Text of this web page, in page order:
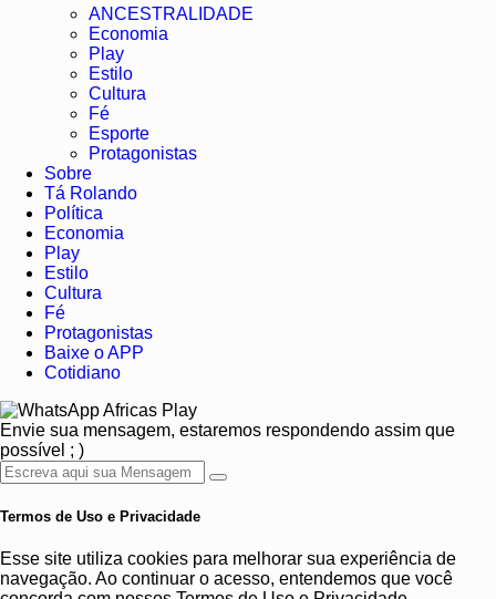
ANCESTRALIDADE
Economia
Play
Estilo
Cultura
Fé
Esporte
Protagonistas
Sobre
Tá Rolando
Política
Economia
Play
Estilo
Cultura
Fé
Protagonistas
Baixe o APP
Cotidiano
Africas Play
Envie sua mensagem, estaremos respondendo assim que
possível ; )
Termos de Uso e Privacidade
Esse site utiliza cookies para melhorar sua experiência de
navegação. Ao continuar o acesso, entendemos que você